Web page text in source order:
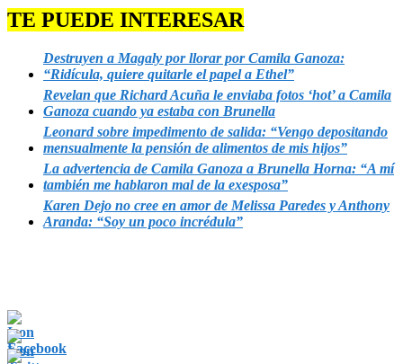
TE PUEDE INTERESAR
Destruyen a Magaly por llorar por Camila Ganoza:
“Ridícula, quiere quitarle el papel a Ethel”
Revelan que Richard Acuña le enviaba fotos ‘hot’ a Camila
Ganoza cuando ya estaba con Brunella
Leonard sobre impedimento de salida: “Vengo depositando
mensualmente la pensión de alimentos de mis hijos”
La advertencia de Camila Ganoza a Brunella Horna: “A mí
también me hablaron mal de la exesposa”
Karen Dejo no cree en amor de Melissa Paredes y Anthony
Aranda: “Soy un poco incrédula”